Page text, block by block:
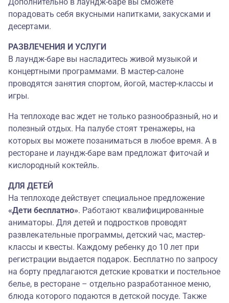
Дополнительно в лаундж-баре вы сможете
порадовать себя вкусными напитками, закусками и
десертами.
РАЗВЛЕЧЕНИЯ И УСЛУГИ
В лаундж-баре вы насладитесь живой музыкой и
концертными программами. В мастер-салоне
проводятся занятия спортом, йогой, мастер-классы и
игры.
На теплоходе вас ждет не только разнообразный, но и
полезный отдых. На палубе стоят тренажеры, на
которых вы можете позаниматься в любое время. А в
ресторане и лаундж-баре вам предложат фиточай и
кислородный коктейль.
ДЛЯ ДЕТЕЙ
На теплоходе действует специальное предложение
«Дети бесплатно». Работают квалифицированные
аниматоры. Для детей и подростков проводят
развлекательные программы, детский час, мастер-
классы и квесты. Каждому ребенку до 10 лет при
регистрации выдается подарок. Бесплатно по запросу
на борту предлагаются детские кроватки и постельное
белье, в ресторане – отдельно разработанное меню,
блюда которого подаются в детской посуде. Также